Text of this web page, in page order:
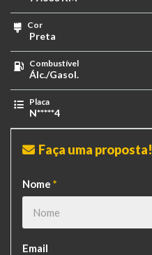
Cor
Preta
Combustível
Álc./Gasol.
Placa
N*****4
Faça uma proposta!
Nome *
Email